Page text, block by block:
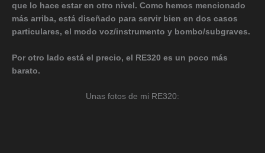
que lo hace estar en otro nivel. Como hemos mencionado
más arriba, está diseñado para servir bien en dos casos
particulares, el modo voz/instrumento y bombo/subgraves.
Por otro lado está el precio, el RE320 es un poco más
barato.
Unas fotos de mi RE320: